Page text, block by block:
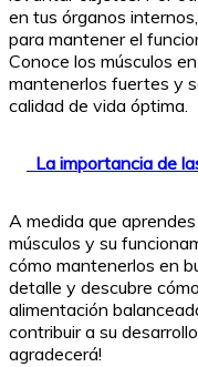
en tus órganos
para mantener el
Conoce los músculos
mantenerlos fuertes y
calidad de vida óptima.
La importancia de
A medida que
músculos y su
cómo mantenerlos en
detalle y descubre
alimentación
contribuir a su
agradecerá!